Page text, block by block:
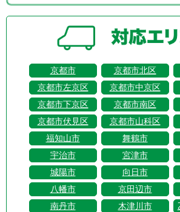
京都市 京都市北区
京都市左京区
京都市中京区
京都市下京区
京都市南区
京都市伏見区
京都市山科区
福知山市
舞鶴市
宇治市
宮津市
城陽市
向日市
八幡市
京田辺市
南丹市
木津川市